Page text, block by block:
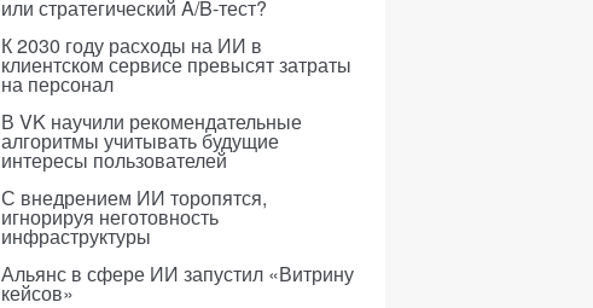
или стратегический A/B-тест?
К 2030 году расходы на ИИ в
клиентском сервисе превысят затраты
на персонал
В VK научили рекомендательные
алгоритмы учитывать будущие
интересы пользователей
С внедрением ИИ торопятся,
игнорируя неготовность
инфраструктуры
Альянс в сфере ИИ запустил «Витрину
кейсов»